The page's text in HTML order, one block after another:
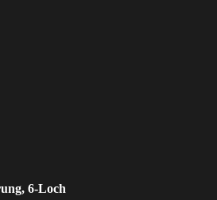
6-Loch